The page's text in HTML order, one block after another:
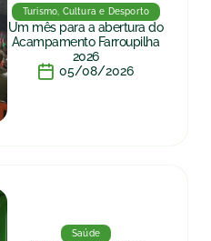
Turismo, Cultura e Desporto
Um mês para a abertura do
Acampamento Farroupilha
2026
05/08/2026
Saúde